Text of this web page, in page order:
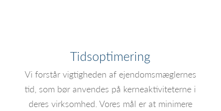
Tidsoptimering
Vi forstår vigtigheden af ejendomsmæglernes
tid, som bør anvendes på kerneaktiviteterne i
deres virksomhed. Vores mål er at minimere